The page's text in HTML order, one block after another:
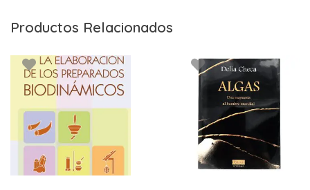
Productos Relacionados